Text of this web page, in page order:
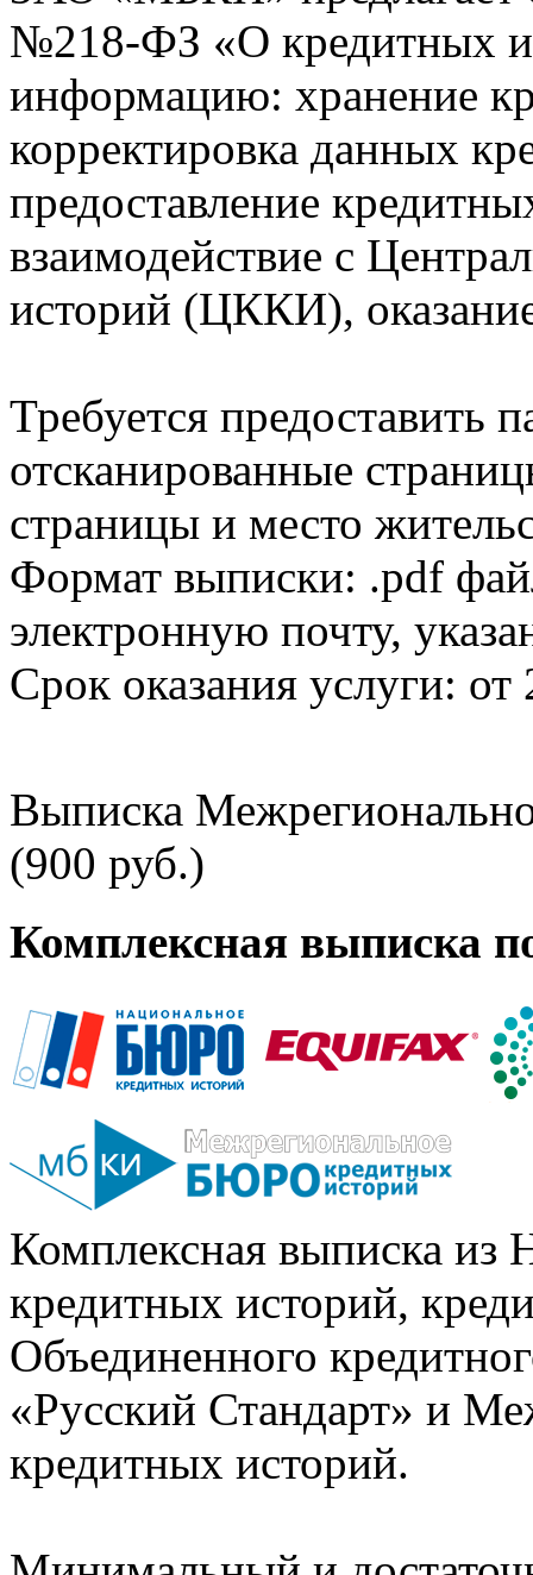
№218-ФЗ «О кредитных
информацию: хранение
корректировка данных
предоставление
взаимодействие с
историй (ЦККИ),
Требуется предоставить
отсканированные
страницы и место
Формат выписки: .pdf
электронную почту,
Срок оказания услуги: от
Выписка
(900 руб.)
Комплексная выписка
Комплексная выписка из
кредитных историй,
Объединенного
«Русский Стандарт» и
кредитных историй.